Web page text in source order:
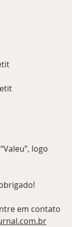
logo
em contato